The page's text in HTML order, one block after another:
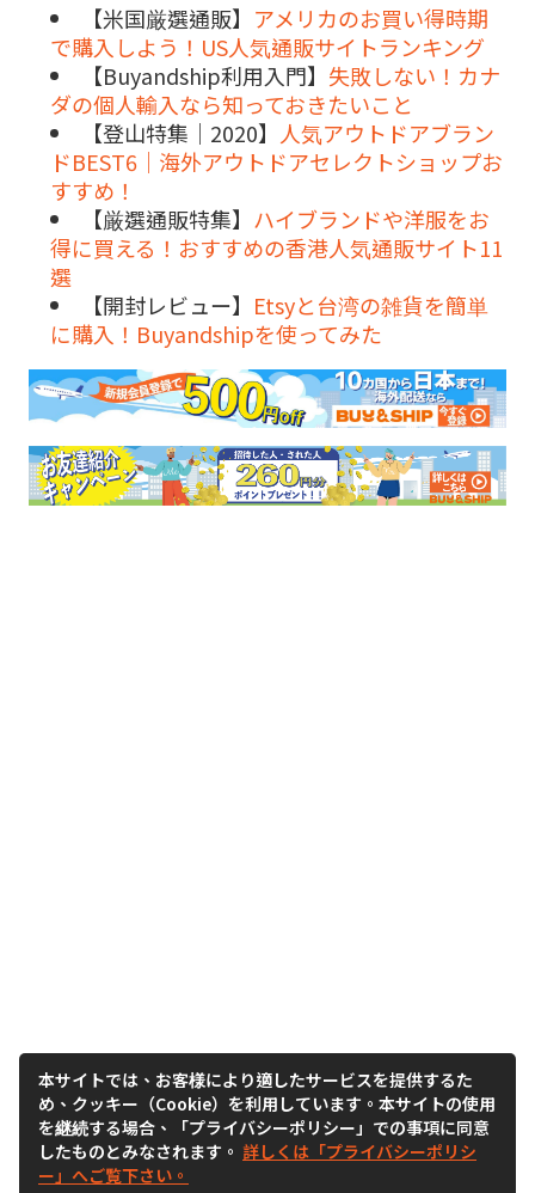
【米国厳選通販】 アメリカのお買い得時期
で購入しよう！US人気通販サイトランキング
【Buyandship利用入門】 失敗しない！カナ
ダの個人輸入なら知っておきたいこと
【登山特集｜2020】 人気アウトドアブラン
ドBEST6｜海外アウトドアセレクトショップお
すすめ！
【厳選通販特集】 ハイブランドや洋服をお
得に買える！おすすめの香港人気通販サイト11
選
【開封レビュー】 Etsyと台湾の雑貨を簡単
に購入！Buyandshipを使ってみた
本サイトでは、お客様により適したサービスを提供するた
め、クッキー（Cookie）を利用しています。本サイトの使用
を継続する場合、「プライバシーポリシー」での事項に同意
したものとみなされます。 詳しくは「プライバシーポリシ
ー」へご覧下さい。